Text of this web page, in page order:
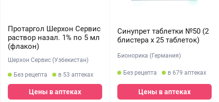
Протаргол Шерхон Сервис
раствор назал. 1% по 5 мл
(флакон)
Шерхон Сервис (Узбекистан)
Без рецепта в 53 аптеках
Цены в аптеках
Синупрет таблетки №50 (2
блистера х 25 таблеток)
Бионорика (Германия)
Без рецепта в 679 аптеках
Цены в аптеках